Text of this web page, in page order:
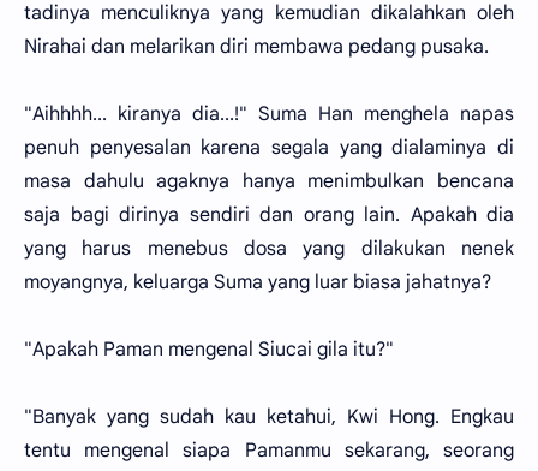
tadinya menculiknya yang kemudian dikalahkan oleh
Nirahai dan melarikan diri membawa pedang pusaka.
"Aihhhh... kiranya dia...!" Suma Han menghela napas
penuh penyesalan karena segala yang dialaminya di
masa dahulu agaknya hanya menimbulkan bencana
saja bagi dirinya sendiri dan orang lain. Apakah dia
yang harus menebus dosa yang dilakukan nenek
moyangnya, keluarga Suma yang luar biasa jahatnya?
"Apakah Paman mengenal Siucai gila itu?"
"Banyak yang sudah kau ketahui, Kwi Hong. Engkau
tentu mengenal siapa Pamanmu sekarang, seorang